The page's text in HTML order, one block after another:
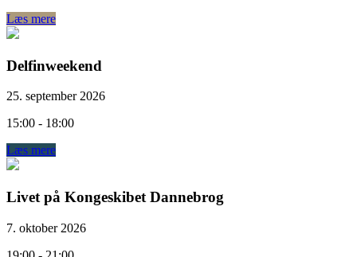
Læs mere
Delfinweekend
25. september 2026
15:00 - 18:00
Læs mere
Livet på Kongeskibet Dannebrog
7. oktober 2026